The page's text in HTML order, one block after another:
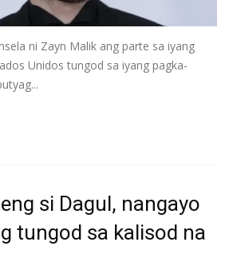
ni Zayn Malik ang parte sa iyang
Unidos tungod sa iyang pagka-
si Dagul, nangayo
tungod sa kalisod na